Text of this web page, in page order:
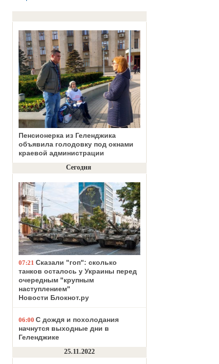
Пенсионерка из Геленджика
объявила голодовку под окнами
краевой администрации
Сегодня
07:21 Сказали "гоп": сколько
танков осталось у Украины перед
очередным "крупным
наступлением"
Новости Блокнот.ру
06:00 С дождя и похолодания
начнутся выходные дни в
Геленджике
25.11.2022